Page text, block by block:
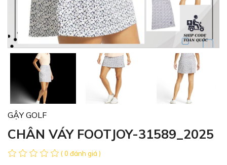
GẬY GOLF
CHÂN VÁY FOOTJOY-31589_2025
( 0 đánh giá )